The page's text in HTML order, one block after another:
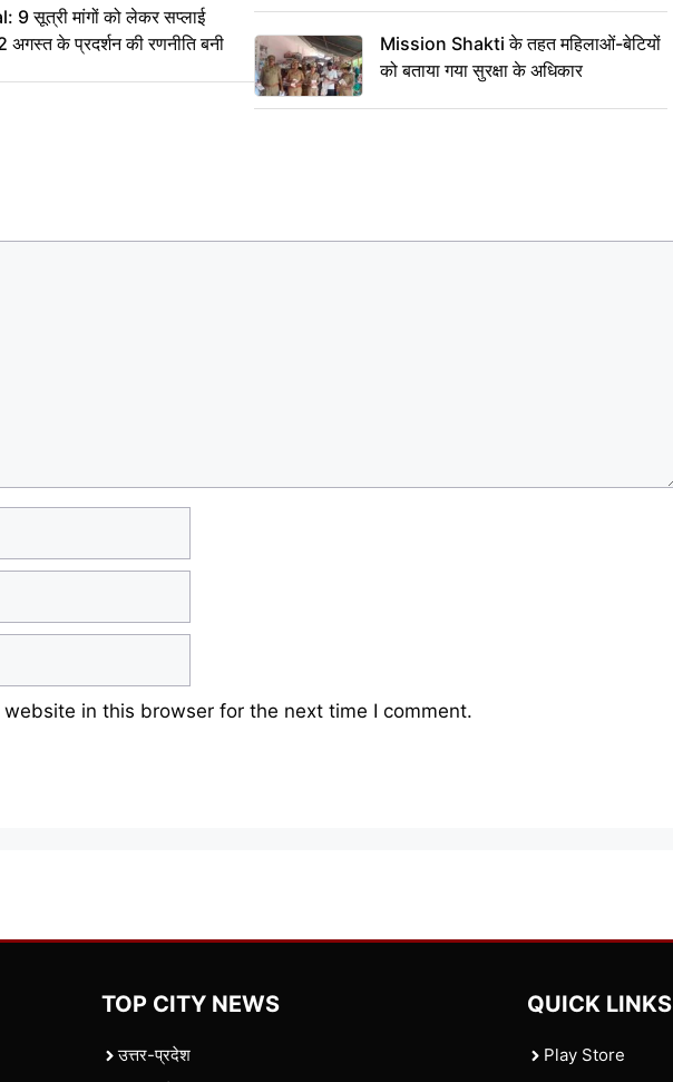
सूत्री मांगों को लेकर सप्लाई
अगस्त के प्रदर्शन की रणनीति बनी
का सही समय
Mission Shakti के तहत महिलाओं-बेटियों
को बताया गया सुरक्षा के अधिकार
in this browser for the next time I comment.
TOP CITY NEWS
उत्तर-प्रदेश
QUICK LINKS
Play Store